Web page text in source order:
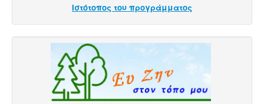
Ιστότοπος του προγράμματος